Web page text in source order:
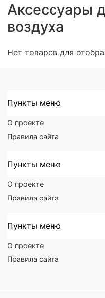
Аксессуары
воздуха
Нет товаров для
Пункты меню
О проекте
Правила сайта
Пункты меню
О проекте
Правила сайта
Пункты меню
О проекте
Правила сайта